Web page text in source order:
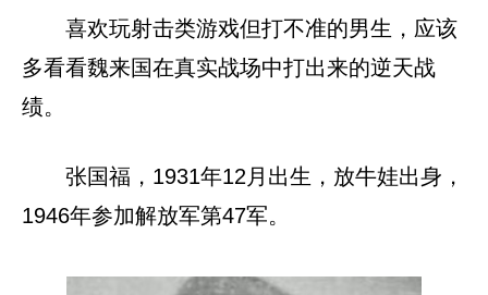
喜欢玩射击类游戏但打不准的男生，应该
多看看魏来国在真实战场中打出来的逆天战
绩。
张国福，1931年12月出生，放牛娃出身，
1946年参加解放军第47军。